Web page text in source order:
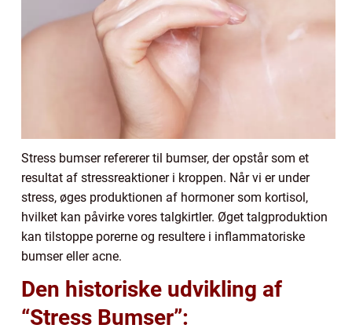
Stress bumser refererer til bumser, der opstår som et
resultat af stressreaktioner i kroppen. Når vi er under
stress, øges produktionen af hormoner som kortisol,
hvilket kan påvirke vores talgkirtler. Øget talgproduktion
kan tilstoppe porerne og resultere i inflammatoriske
bumser eller acne.
Den historiske udvikling af
“Stress Bumser”: